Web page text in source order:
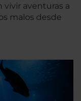
vivir aventuras a
malos desde